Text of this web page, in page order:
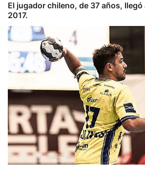
Baloncesto
Ciclismo
Herri-kirolak
Balonmano
Kirolak 360
Atletismo
El jugador chileno, de 37 años, llegó
2017.